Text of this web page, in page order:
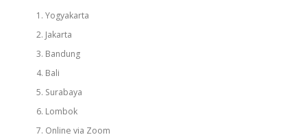
Yogyakarta
Jakarta
Bandung
Bali
Surabaya
Lombok
Online via Zoom